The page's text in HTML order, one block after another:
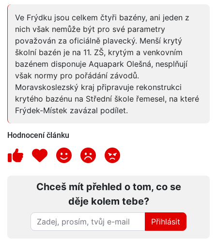
Ve Frýdku jsou celkem čtyři bazény, ani jeden z
nich však nemůže být pro své parametry
považován za oficiálně plavecký. Menší krytý
školní bazén je na 11. ZŠ, krytým a venkovním
bazénem disponuje Aquapark Olešná, nesplňují
však normy pro pořádání závodů.
Moravskoslezský kraj připravuje rekonstrukci
krytého bazénu na Střední škole řemesel, na které
Frýdek-Místek zavázal podílet.
Hodnocení článku
Chceš mít přehled o tom, co se
děje kolem tebe?
Přihlásit